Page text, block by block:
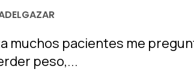
muchos pacientes me
peso,...